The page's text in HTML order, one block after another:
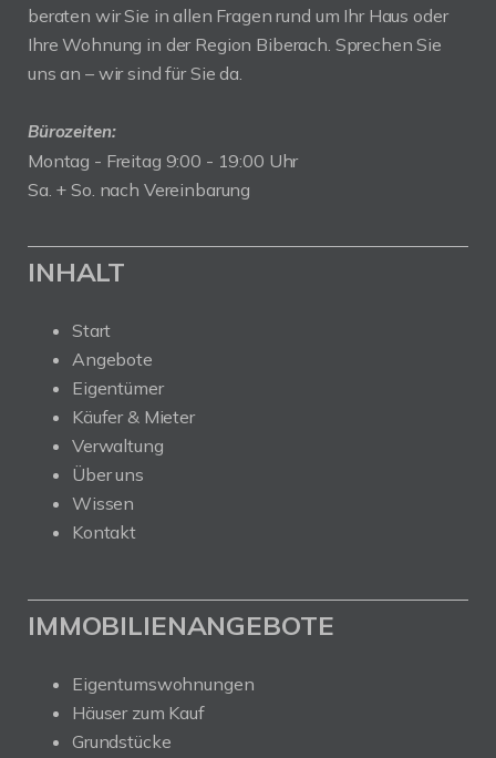
beraten wir Sie in allen Fragen rund um Ihr Haus oder
Ihre Wohnung in der Region Biberach. Sprechen Sie
uns an – wir sind für Sie da.
Bürozeiten:
Montag - Freitag 9:00 - 19:00 Uhr
Sa. + So. nach Vereinbarung
INHALT
Start
Angebote
Eigentümer
Käufer & Mieter
Verwaltung
Über uns
Wissen
Kontakt
IMMOBILIENANGEBOTE
Eigentumswohnungen
Häuser zum Kauf
Grundstücke